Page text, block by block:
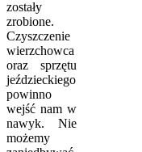
zostały
zrobione.
Czyszczenie
wierzchowca
oraz sprzętu
jeździeckiego
powinno
wejść nam w
nawyk. Nie
możemy